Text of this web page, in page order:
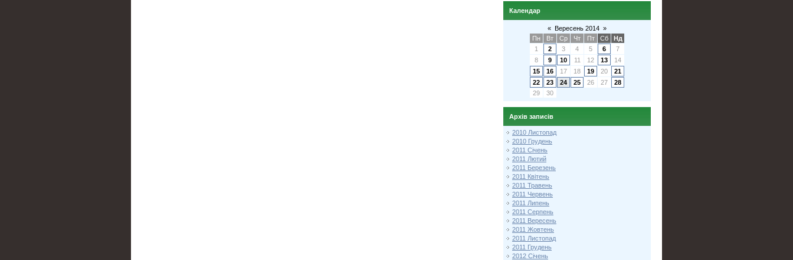
Календар
« Вересень 2014 »
Пн
Вт Ср Чт Пт Сб
Нд
1
2 3 4 5 6
7
8
9 10 11 12 13
14
15
16 17 18 19 20
21
22
23 24 25 26 27
28
29
30
Архів записів
2010 Листопад
2010 Грудень
2011 Січень
2011 Лютий
2011 Березень
2011 Квітень
2011 Травень
2011 Червень
2011 Липень
2011 Серпень
2011 Вересень
2011 Жовтень
2011 Листопад
2011 Грудень
2012 Січень